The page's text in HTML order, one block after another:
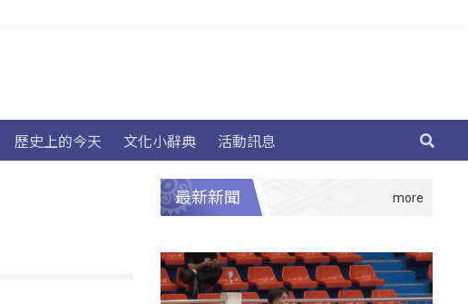
歷史上的今天 文化小辭典 活動訊息
最新新聞